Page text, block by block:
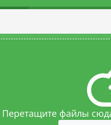
Перетащите файлы